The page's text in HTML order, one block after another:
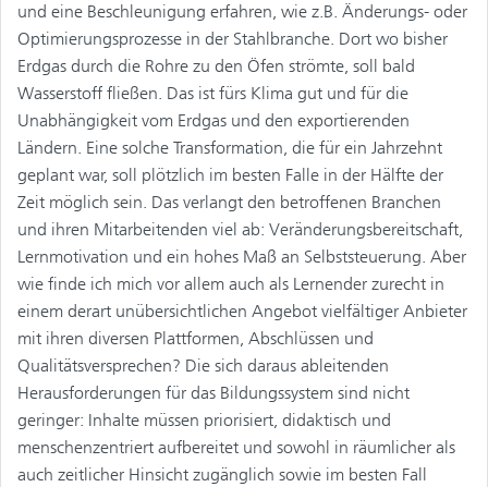
und eine Beschleunigung erfahren, wie z.B. Änderungs- oder
Optimierungsprozesse in der Stahlbranche. Dort wo bisher
Erdgas durch die Rohre zu den Öfen strömte, soll bald
Wasserstoff fließen. Das ist fürs Klima gut und für die
Unabhängigkeit vom Erdgas und den exportierenden
Ländern. Eine solche Transformation, die für ein Jahrzehnt
geplant war, soll plötzlich im besten Falle in der Hälfte der
Zeit möglich sein. Das verlangt den betroffenen Branchen
und ihren Mitarbeitenden viel ab: Veränderungsbereitschaft,
Lernmotivation und ein hohes Maß an Selbststeuerung. Aber
wie finde ich mich vor allem auch als Lernender zurecht in
einem derart unübersichtlichen Angebot vielfältiger Anbieter
mit ihren diversen Plattformen, Abschlüssen und
Qualitätsversprechen? Die sich daraus ableitenden
Herausforderungen für das Bildungssystem sind nicht
geringer: Inhalte müssen priorisiert, didaktisch und
menschenzentriert aufbereitet und sowohl in räumlicher als
auch zeitlicher Hinsicht zugänglich sowie im besten Fall